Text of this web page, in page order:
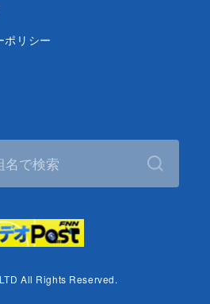
ポリシー
All Rights Reserved.